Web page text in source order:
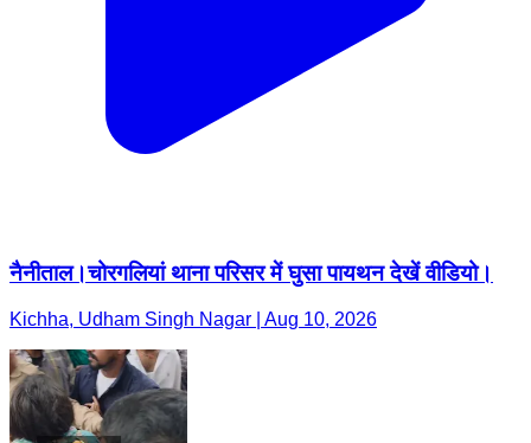
नैनीताल।चोरगलियां थाना परिसर में घुसा पायथन देखें वीडियो।
Kichha, Udham Singh Nagar | Aug 10, 2026